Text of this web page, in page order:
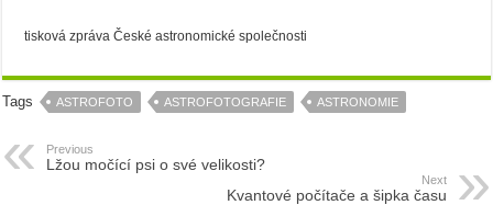
tisková zpráva České astronomické společnosti
Tags ASTROFOTO ASTROFOTOGRAFIE ASTRONOMIE
Previous
Lžou močící psi o své velikosti?
Next
Kvantové počítače a šipka času